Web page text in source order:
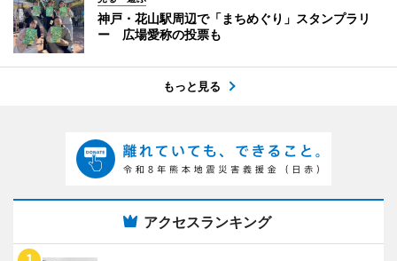
神戸・花山駅周辺で「まちめぐり」スタンプラリ
ー 広場愛称の投票も
もっと見る
アクセスランキング